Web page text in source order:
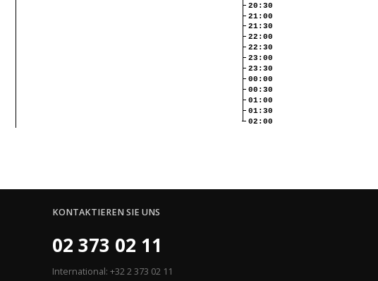
20:30
21:00
21:30
22:00
22:30
23:00
23:30
00:00
00:30
01:00
01:30
02:00
KONTAKTIEREN SIE UNS
02 373 02 11
International: +32 2 373 02 11